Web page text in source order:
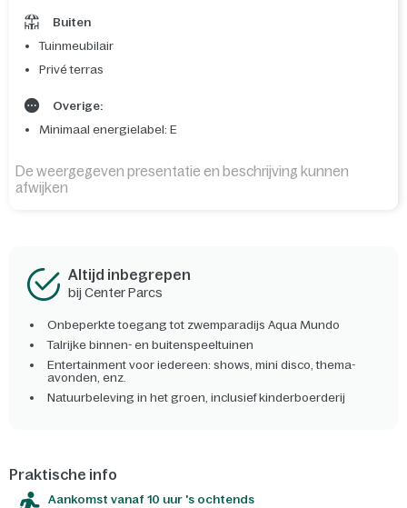
Buiten
Tuinmeubilair
Privé terras
Overige:
Minimaal energielabel: E
De weergegeven presentatie en beschrijving kunnen
afwijken
Altijd inbegrepen
bij Center Parcs
Onbeperkte toegang tot zwemparadijs Aqua Mundo
Talrijke binnen- en buitenspeeltuinen
Entertainment voor iedereen: shows, mini disco, thema-
avonden, enz.
Natuurbeleving in het groen, inclusief kinderboerderij
Praktische info
Aankomst vanaf 10 uur 's ochtends